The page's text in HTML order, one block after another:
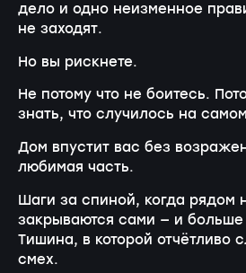
дело и одно неизменное
не заходят.
Но вы рискнете.
Не потому что не боитесь.
знать, что случилось на
Дом впустит вас без
любимая часть.
Шаги за спиной, когда рядом
закрываются сами — и
Тишина, в которой отчётливо
смех.